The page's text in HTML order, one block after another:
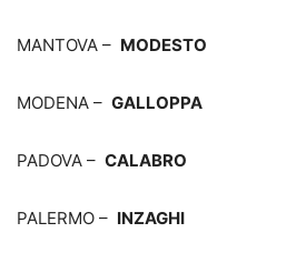
MANTOVA – MODESTO
MODENA – GALLOPPA
PADOVA – CALABRO
PALERMO – INZAGHI